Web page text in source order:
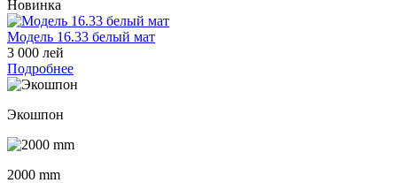
Новинка
Модель 16.33 белый мат
3 000 лей
Подробнее
Экошпон
2000 mm